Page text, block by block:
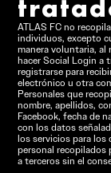
ATLAS FC no
individuos, excepto
manera voluntaria, al
hacer Social Login a
registrarse para
electrónico u otra
Personales que
nombre, apellidos,
Facebook, fecha de
con los datos
los servicios para
personal recopilados
a terceros sin el